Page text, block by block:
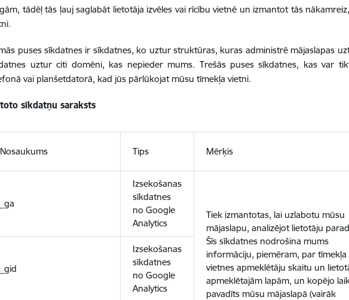
tādēļ tās ļauj saglabāt lietotāja izvēles vai rīcību vietnē un izmantot tās
puses sīkdatnes ir sīkdatnes, ko uztur struktūras, kuras administrē
uztur citi domēni, kas nepieder mums. Trešās puses sīkdatnes, kas var
vai planšetdatorā, kad jūs pārlūkojat mūsu tīmekļa vietni.
sīkdatņu saraksts
Nosaukums Tips Mērķis
_ga
Izsekošanas
sīkdatnes
no Google
Analytics
Tiek izmantotas, lai uzlabotu mūsu
mājaslapu, analizējot lietotāju
Šīs sīkdatnes nodrošina mums
informāciju, piemēram, par tīmekļa
vietnes apmeklētāju skaitu un
apmeklētajām lapām, un kopējo
pavadīts mūsu mājaslapā (vairāk
_gid
Izsekošanas
sīkdatnes
no Google
Analytics